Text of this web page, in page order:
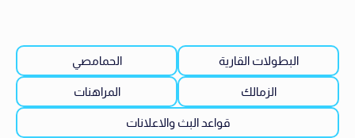
البطولات القارية الحمامصي
الزمالك المراهنات
قواعد البث والاعلانات